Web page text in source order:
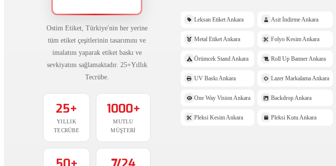
Ostim Etiket, Türkiye'nin her yerine
tüm etiket çeşitlerinin tasarımını ve
imalatını yaparak etiket baskı ve
sevkiyatını sağlamaktadır. 25+Yıllık
Tecrübe.
25+
YILLIK
TECRÜBE
1000+
MUTLU
MÜŞTERI
Leksan Etiket Ankara Asit İndirme Ankara
Metal Etiket Ankara Folyo Kesim Ankara
Örümcek Stand Ankara Roll Up Banner Ankara
UV Baskı Ankara Lazer Markalama Ankara
One Way Vision Ankara Backdrop Ankara
Pleksi Kesim Ankara Pleksi Kutu Ankara